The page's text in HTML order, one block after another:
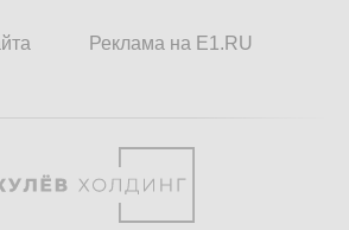
Реклама на E1.RU